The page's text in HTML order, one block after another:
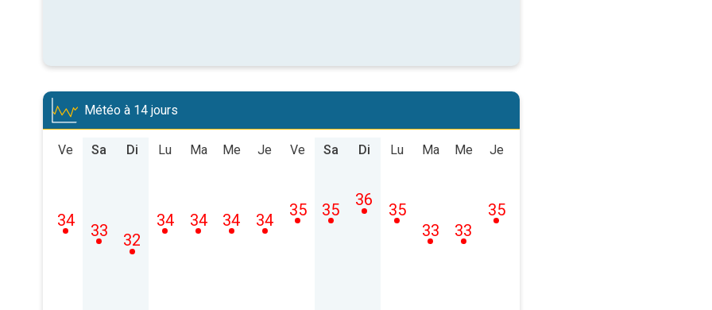
Météo à 14 jours
Ve
34
Sa
33
Di
32
Lu
34
Ma
34
Me
34
Je
34
Ve
35
Sa
35
Di
36
Lu
35
Ma
33
Me
33
Je
35